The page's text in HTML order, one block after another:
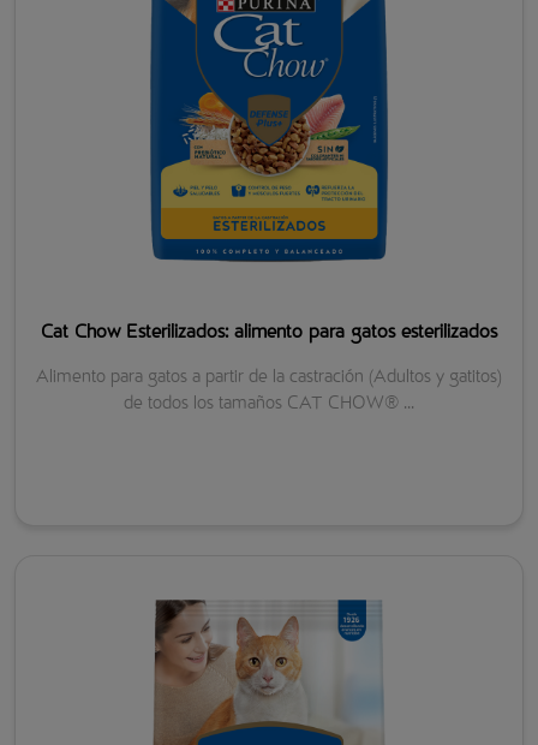
Cat Chow Esterilizados: alimento para gatos esterilizados
Alimento para gatos a partir de la castración (Adultos y gatitos)
de todos los tamaños CAT CHOW® ...